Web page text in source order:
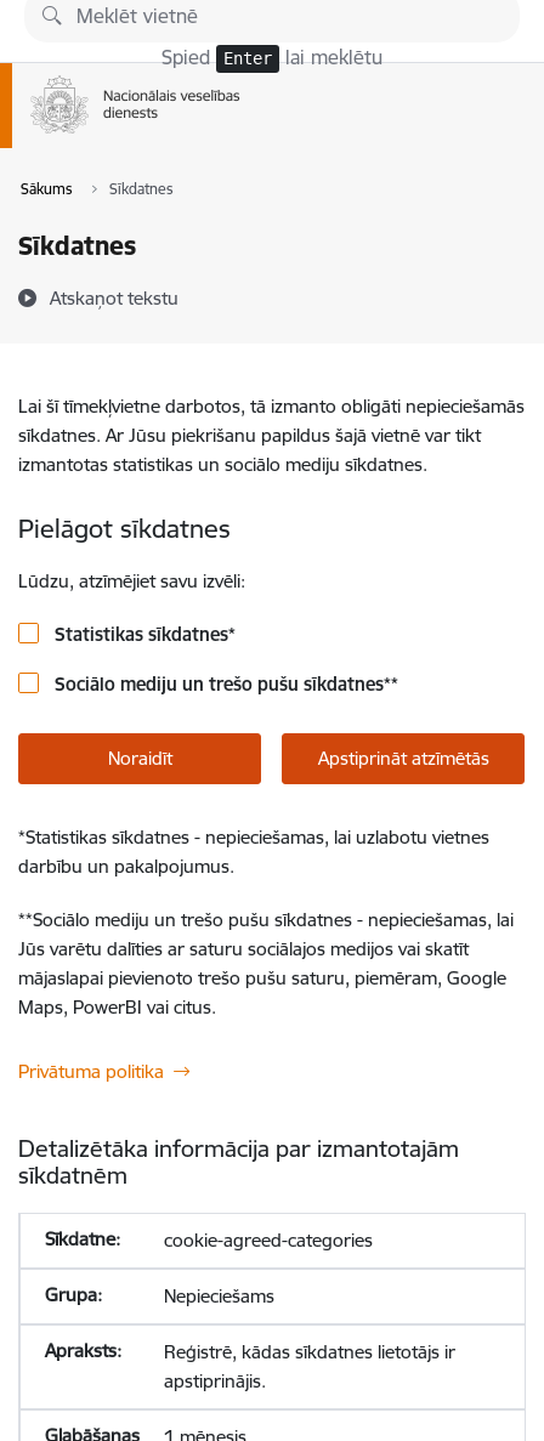
Pāriet uz lapas saturu
Spied Enter lai meklētu
Sākums Sīkdatnes
Sīkdatnes
Atskaņot tekstu
Lai šī tīmekļvietne darbotos, tā izmanto obligāti nepieciešamās
sīkdatnes. Ar Jūsu piekrišanu papildus šajā vietnē var tikt
izmantotas statistikas un sociālo mediju sīkdatnes.
Pielāgot sīkdatnes
Lūdzu, atzīmējiet savu izvēli:
Statistikas sīkdatnes*
Sociālo mediju un trešo pušu sīkdatnes**
Noraidīt Apstiprināt atzīmētās
*Statistikas sīkdatnes - nepieciešamas, lai uzlabotu vietnes
darbību un pakalpojumus.
**Sociālo mediju un trešo pušu sīkdatnes - nepieciešamas, lai
Jūs varētu dalīties ar saturu sociālajos medijos vai skatīt
mājaslapai pievienoto trešo pušu saturu, piemēram, Google
Maps, PowerBI vai citus.
Privātuma politika
Detalizētāka informācija par izmantotajām
sīkdatnēm
cookie-agreed-categories
Nepieciešams
Reģistrē, kādas sīkdatnes lietotājs ir
apstiprinājis.